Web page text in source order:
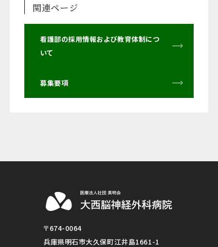
関連ページ
看護部の採用情報および教育体制につ
いて
募集要項
〒674-0064
兵庫県明石市大久保町江井島1661-1